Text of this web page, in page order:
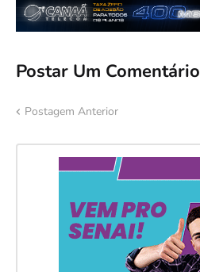
Postar Um Comentário
Postagem Anterior